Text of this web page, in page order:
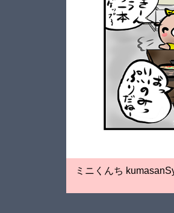
ミニくんち